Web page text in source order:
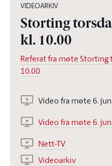
VIDEOARKIV
Storting
kl. 10.00
Referat fra møte Storting
10.00
Video fra møte 6.
Video fra møte 6.
Nett-TV
Videoarkiv